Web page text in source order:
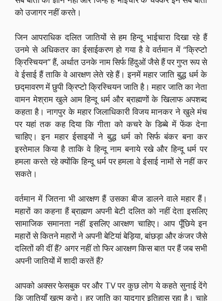
को उजागर नहीं करते।
जिन आपराधिक दलित जातियों से हम हिन्दू भाईचारा दिखा रहे हैं
उनमे से अधिकतर का ईसाईकरण हो गया है वे वर्तमान में “क्रिप्टो
क्रिस्चियन” हैं, अर्थात उनके नाम सिर्फ हिंदुओं जैसे हैं पर गुप्त रूप से
वे ईसाई हैं ताकि वे आरक्षण लेते रहे हैं। इनमें महार जाति बुद्ध धर्म के
छद्मावरण में छुपी क्रिप्टो क्रिस्चियन जाति है। महार जाति का नेता
वामन मेश्राम खुले आम हिन्दू धर्म और ब्राह्मणों के खिलाफ अपशब्द
कहता है। नागपुर के महार जिलाधिकारी विजय मानकर ने खुले मंच
पर यहां तक कह दिया कि गीता को कचरे के डिब्बे में फेंक देना
चाहिए। इन महार ईसाइयों ने बुद्ध धर्म को सिर्फ बंकर बना कर
इस्तेमाल किया है ताकि वे हिन्दू नाम बनाये रखे और हिन्दू धर्म पर
हमला करते रहे क्योंकि हिन्दू धर्म पर हमला वे ईसाई नामों से नहीं कर
सकते।
वर्तमान में जितना भी आरक्षण हैं उसका बीज डालने वाले महार हैं।
महारों का कहना हैं ब्राह्मण अपनी बेटी दलित को नहीं देता इसलिए
सामाजिक समानता नहीं इसलिए आरक्षण चाहिए। आप पूँछिये इन
महारों से कितने महारों ने अपनी बेटियां बेड़िया, बांछड़ा और कंजर जैसे
दलितों की दीं हैं? अगर नहीं तो फिर आरक्षण किस बात पर हैं जब सभी
अपनी जातियों में शादी करतें हैं?
आपको अक्सर फेसबुक पर और TV पर कुछ लोग ये कहते सुनाई देंगे
कि जातियाँ खत्म करो। हर जाति का यादगार इतिहास रहा है। चाहे